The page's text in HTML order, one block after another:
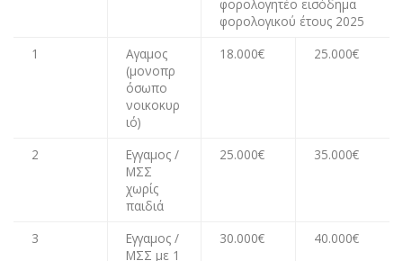
φορολογητέο εισόδημα
φορολογικού έτους 2025
1
Αγαμος
(μονοπρ
όσωπο
νοικοκυρ
ιό)
18.000€ 25.000€
2
Εγγαμος /
ΜΣΣ
χωρίς
παιδιά
25.000€ 35.000€
3
Εγγαμος /
ΜΣΣ με 1
30.000€ 40.000€